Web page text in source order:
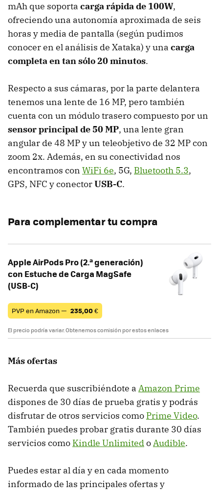
mAh que soporta carga rápida de 100W,
ofreciendo una autonomía aproximada de seis
horas y media de pantalla (según pudimos
conocer en el análisis de Xataka) y una carga
completa en tan sólo 20 minutos.
Respecto a sus cámaras, por la parte delantera
tenemos una lente de 16 MP, pero también
cuenta con un módulo trasero compuesto por un
sensor principal de 50 MP, una lente gran
angular de 48 MP y un teleobjetivo de 32 MP con
zoom 2x. Además, en su conectividad nos
encontramos con WiFi 6e, 5G, Bluetooth 5.3,
GPS, NFC y conectorUSB-C.
Para complementar tu compra
Apple AirPods Pro (2.ª generación)
con Estuche de Carga MagSafe
(USB‑C) ​​​​​​​
PVP en Amazon — 235,00€
El precio podría variar. Obtenemos comisión por estos enlaces
Más ofertas
Recuerda que suscribiéndote a Amazon Prime
dispones de 30 días de prueba gratis y podrás
disfrutar de otros servicios como Prime Video.
También puedes probar gratis durante 30 días
servicios como Kindle UnlimitedoAudible.
Puedes estar al día y en cada momento
informado de las principales ofertas y